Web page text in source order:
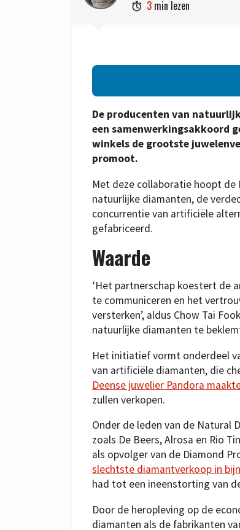
 3 min lezen
De producenten van
een samenwerkingsakkoord
winkels de grootste
promoot.
Met deze collaboratie hoopt de
natuurlijke diamanten, de
concurrentie van artificiële
gefabriceerd.
Waarde
‘Het partnerschap koestert de
te communiceren en het
versterken’, aldus Chow Tai
natuurlijke diamanten te
Het initiatief vormt onderdeel
van artificiële diamanten, die
Deense juwelier Pandora
zullen verkopen.
Onder de leden van de Natural
zoals De Beers, Alrosa en Rio
als opvolger van de Diamond
slechtste diamantverkoop in
had tot een ineenstorting van
Door de heropleving op de
diamanten als de fabrikanten